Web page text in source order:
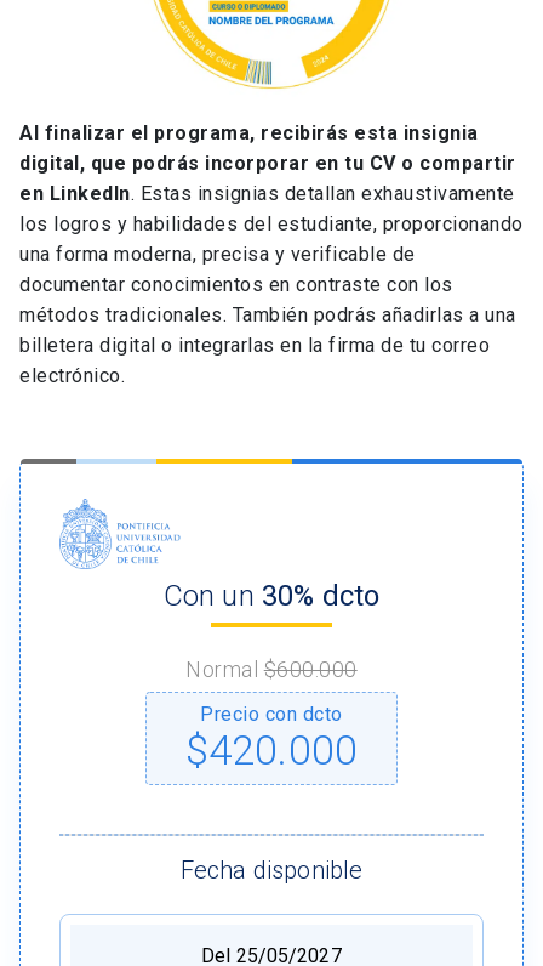
Al finalizar el programa, recibirás esta insignia
digital, que podrás incorporar en tu CV o compartir
en LinkedIn. Estas insignias detallan exhaustivamente
los logros y habilidades del estudiante, proporcionando
una forma moderna, precisa y verificable de
documentar conocimientos en contraste con los
métodos tradicionales. También podrás añadirlas a una
billetera digital o integrarlas en la firma de tu correo
electrónico.
Con un 30% dcto
Normal$600.000
Precio con dcto
$420.000
Fecha disponible
Del 25/05/2027